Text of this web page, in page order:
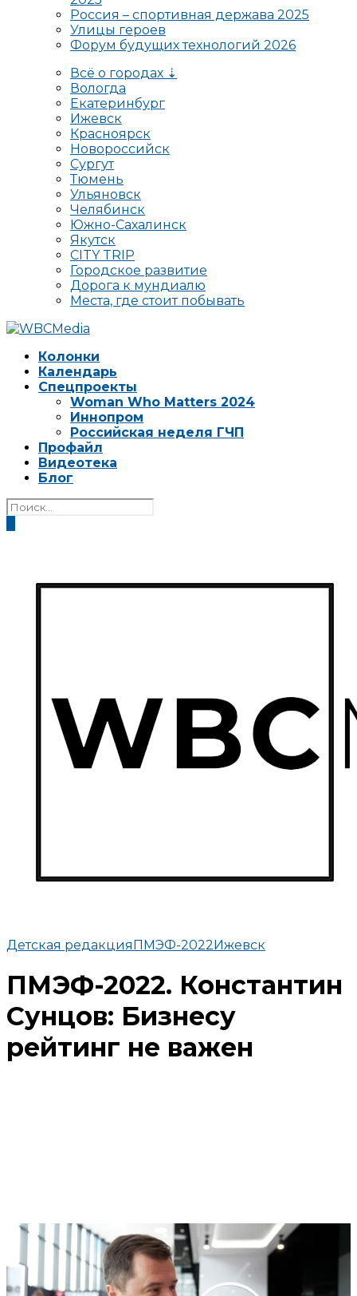
Россия – спортивная держава 2025
Улицы героев
Форум будущих технологий 2026
Всё о городах ⇣
Вологда
Екатеринбург
Ижевск
Красноярск
Новороссийск
Сургут
Тюмень
Ульяновск
Челябинск
Южно-Сахалинск
Якутск
CITY TRIP
Городское развитие
Дорога к мундиалю
Места, где стоит побывать
Колонки
Календарь
Спецпроекты
Woman Who Matters 2024
Иннопром
Российская неделя ГЧП
Профайл
Видеотека
Блог
Детская редакцияПМЭФ-2022Ижевск
ПМЭФ-2022. Константин
Сунцов: Бизнесу
рейтинг не важен
Поделиться